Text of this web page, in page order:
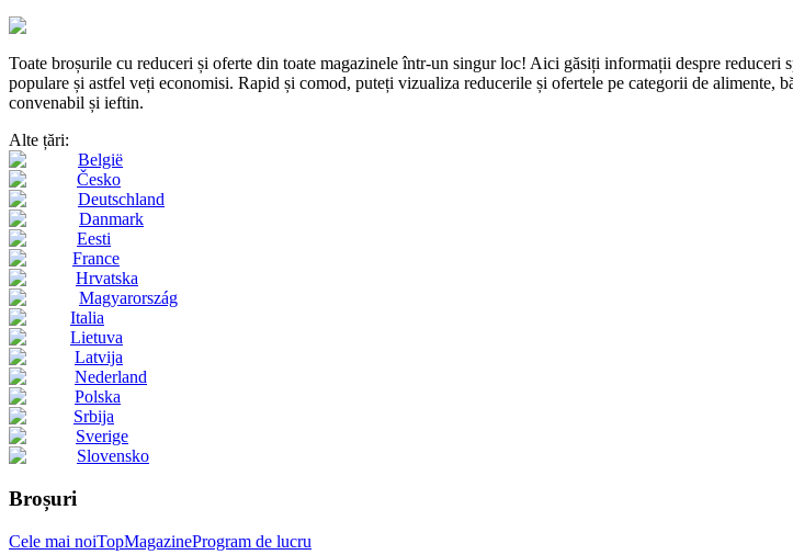
Toate broșurile cu reduceri și oferte din toate magazinele într-un singur loc! Aici găsiți informații despre
populare și astfel veți economisi. Rapid și comod, puteți vizualiza reducerile și ofertele pe categorii de alimente,
convenabil și ieftin.
Alte țări:
België
Česko
Deutschland
Danmark
Eesti
France
Hrvatska
Magyarország
Italia
Lietuva
Latvija
Nederland
Polska
Srbija
Sverige
Slovensko
Broșuri
Cele mai noiTopMagazineProgram de lucru